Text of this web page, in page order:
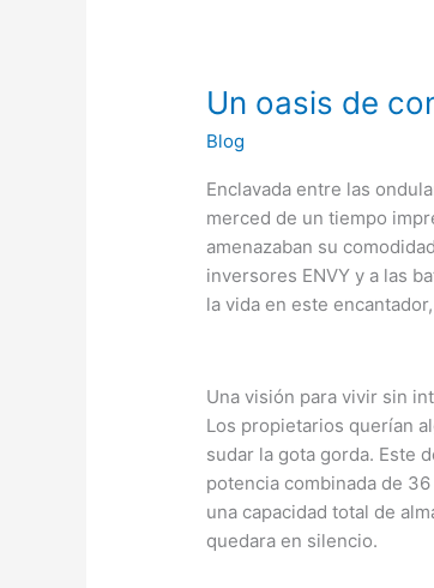
Un oasis de
Blog
Enclavada entre las
merced de un tiempo
amenazaban su
inversores ENVY y a las
la vida en este
Una visión para vivir sin
Los propietarios querían
sudar la gota gorda. Este
potencia combinada de
una capacidad total de
quedara en silencio.